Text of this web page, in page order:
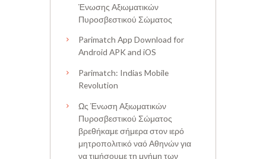
Ένωσης Αξιωματικών
Πυροσβεστικού Σώματος
Parimatch App Download for
Android APK and iOS
Parimatch: Indias Mobile
Revolution
Ως Ένωση Αξιωματικών
Πυροσβεστικού Σώματος
βρεθήκαμε σήμερα στον ιερό
μητροπολιτικό ναό Αθηνών για
να τιμήσουμε τη μνήμη των